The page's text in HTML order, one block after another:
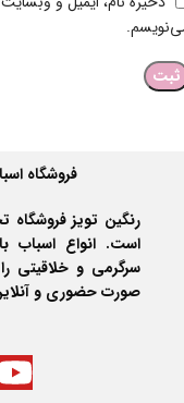
فروشگاه
رنگین تویز
است. انواع اسباب
سرگرمی و خلاقیتی
صورت حضوری و